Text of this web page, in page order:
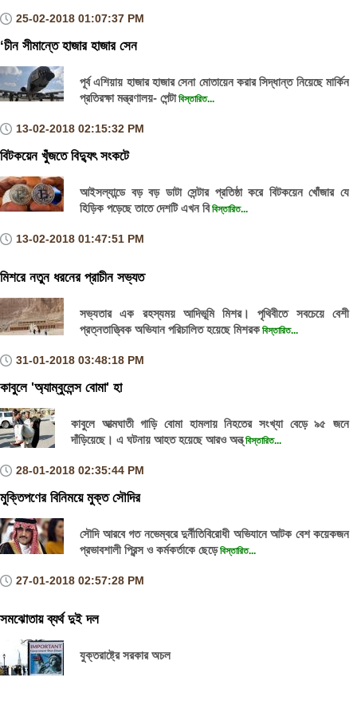
25-02-2018 01:07:37 PM
‘চীন সীমান্তে হাজার হাজার সেন
পূর্ব এশিয়ায় হাজার হাজার সেনা মোতায়েন করার সিদ্ধান্ত নিয়েছে মার্কিন
প্রতিরক্ষা মন্ত্রণালয়- পেন্টাবিস্তারিত...
13-02-2018 02:15:32 PM
বিটকয়েন খুঁজতে বিদ্যুৎ সংকটে
আইসল্যান্ডে বড় বড় ডাটা সেন্টার প্রতিষ্ঠা করে বিটকয়েন খোঁজার যে
হিড়িক পড়েছে তাতে দেশটি এখন বিবিস্তারিত...
13-02-2018 01:47:51 PM
মিশরে নতুন ধরনের প্রাচীন সভ্যত
সভ্যতার এক রহস্যময় আদিভূমি মিশর। পৃথিবীতে সবচেয়ে বেশী
প্রত্নতাত্ত্বিক অভিযান পরিচালিত হয়েছে মিশরকবিস্তারিত...
31-01-2018 03:48:18 PM
কাবুলে 'অ্যাম্বুলেন্স বোমা' হা
কাবুলে আত্মঘাতী গাড়ি বোমা হামলায় নিহতের সংখ্যা বেড়ে ৯৫ জনে
দাঁড়িয়েছে। এ ঘটনায় আহত হয়েছে আরও অন্ত্বিস্তারিত...
28-01-2018 02:35:44 PM
মুক্তিপণের বিনিময়ে মুক্ত সৌদির
সৌদি আরবে গত নভেম্বরে দুর্নীতিবিরোধী অভিযানে আটক বেশ কয়েকজন
প্রভাবশালী প্রিন্স ও কর্মকর্তাকে ছেড়েবিস্তারিত...
27-01-2018 02:57:28 PM
সমঝোতায় ব্যর্থ দুই দল
যুক্তরাষ্ট্রে সরকার অচল